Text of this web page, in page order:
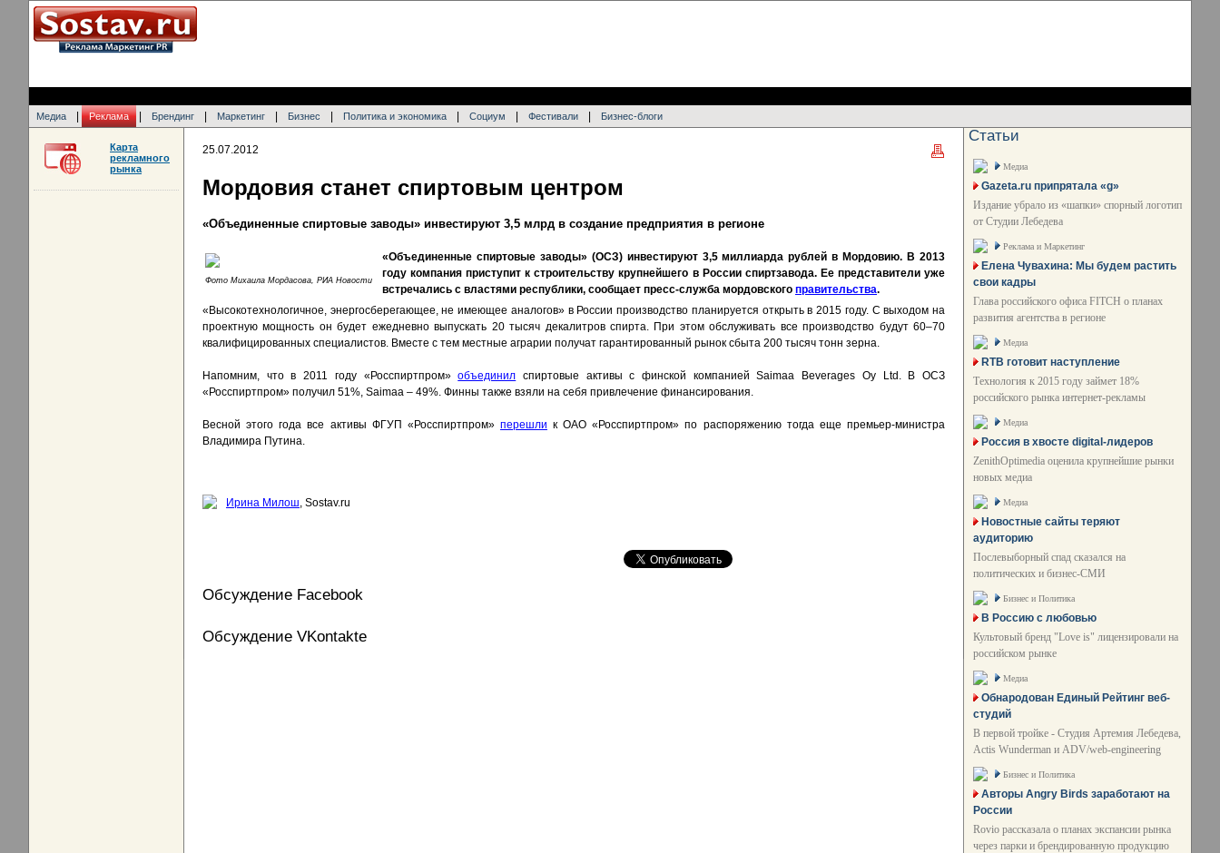
Медиа Реклама Брендинг Маркетинг Бизнес Политика и экономика Социум Фестивали Бизнес-блоги
25.07.2012
Мордовия станет спиртовым центром
«Объединенные спиртовые заводы» инвестируют 3,5 млрд в создание предприятия в регионе
Фото Михаила Мордасова, РИА Новости
«Объединенные спиртовые заводы» (ОСЗ) инвестируют 3,5 миллиарда рублей в Мордовию. В 2013
году компания приступит к строительству крупнейшего в России спиртзавода. Ее представители уже
встречались с властями республики, сообщает пресс-служба мордовского правительства.
«Высокотехнологичное, энергосберегающее, не имеющее аналогов» в России производство планируется открыть в 2015 году. С выходом на
проектную мощность он будет ежедневно выпускать 20 тысяч декалитров спирта. При этом обслуживать все производство будут 60–70
квалифицированных специалистов. Вместе с тем местные аграрии получат гарантированный рынок сбыта 200 тысяч тонн зерна.
Напомним, что в 2011 году «Росспиртпром»объединил спиртовые активы с финской компанией Saimaa Beverages Oy Ltd. В ОСЗ
«Росспиртпром» получил 51%, Saimaa – 49%. Финны также взяли на себя привлечение финансирования.
Весной этого года все активы ФГУП «Росспиртпром» перешли к ОАО «Росспиртпром» по распоряжению тогда еще премьер-министра
Владимира Путина.
Ирина Милош, Sostav.ru
Обсуждение Facebook
Обсуждение VKontakte
Карта
рекламного
рынка
Статьи
Медиа
Gazeta.ru припрятала «g»
Издание убрало из «шапки» спорный логотип
от Студии Лебедева
Реклама и Маркетинг
Елена Чувахина: Мы будем растить
свои кадры
Глава российского офиса FITCH о планах
развития агентства в регионе
Медиа
RTB готовит наступление
Технология к 2015 году займет 18%
российского рынка интернет-рекламы
Медиа
Россия в хвосте digital-лидеров
ZenithOptimedia оценила крупнейшие рынки
новых медиа
Медиа
Новостные сайты теряют
аудиторию
Послевыборный спад сказался на
политических и бизнес-СМИ
Бизнес и Политика
В Россию с любовью
Культовый бренд "Love is" лицензировали на
российском рынке
Медиа
Обнародован Единый Рейтинг веб-
студий
В первой тройке - Студия Артемия Лебедева,
Actis Wunderman и ADV/web-engineering
Бизнес и Политика
Авторы Angry Birds заработают на
России
Rovio рассказала о планах экспансии рынка
через парки и брендированную продукцию